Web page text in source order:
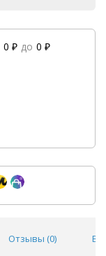
0 ₽ до 0 ₽
Отзывы (0)